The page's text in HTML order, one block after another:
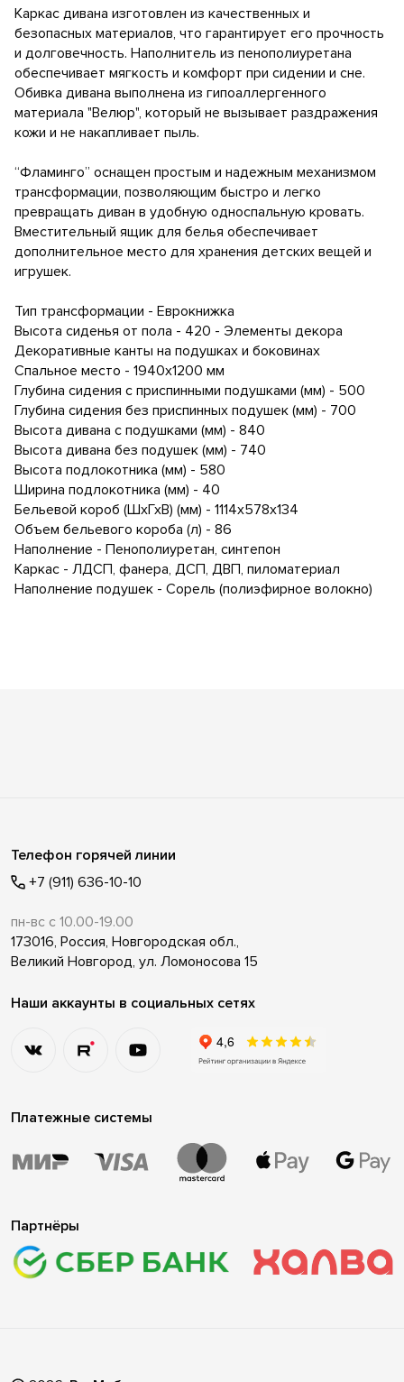
Каркас дивана изготовлен из качественных и
безопасных материалов, что гарантирует его прочность
и долговечность. Наполнитель из пенополиуретана
обеспечивает мягкость и комфорт при сидении и сне.
Обивка дивана выполнена из гипоаллергенного
материала "Велюр", который не вызывает раздражения
кожи и не накапливает пыль.
“Фламинго” оснащен простым и надежным механизмом
трансформации, позволяющим быстро и легко
превращать диван в удобную односпальную кровать.
Вместительный ящик для белья обеспечивает
дополнительное место для хранения детских вещей и
игрушек.
Тип трансформации - Еврокнижка
Высота сиденья от пола - 420 - Элементы декора
Декоративные канты на подушках и боковинах
Спальное место - 1940х1200 мм
Глубина сидения с приспинными подушками (мм) - 500
Глубина сидения без приспинных подушек (мм) - 700
Высота дивана с подушками (мм) - 840
Высота дивана без подушек (мм) - 740
Высота подлокотника (мм) - 580
Ширина подлокотника (мм) - 40
Бельевой короб (ШхГхВ) (мм) - 1114х578х134
Объем бельевого короба (л) - 86
Наполнение - Пенополиуретан, синтепон
Каркас - ЛДСП, фанера, ДСП, ДВП, пиломатериал
Наполнение подушек - Сорель (полиэфирное волокно)
Телефон горячей линии
+7 (911) 636-10-10
пн-вс с 10.00-19.00
173016, Россия, Новгородская обл.,
Великий Новгород, ул. Ломоносова 15
Наши аккаунты в социальных сетях
Платежные системы
Партнёры